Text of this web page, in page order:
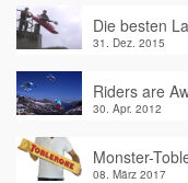
Die besten
31. Dez. 2015
Riders are
30. Apr. 2012
Monster-
08. März 2017